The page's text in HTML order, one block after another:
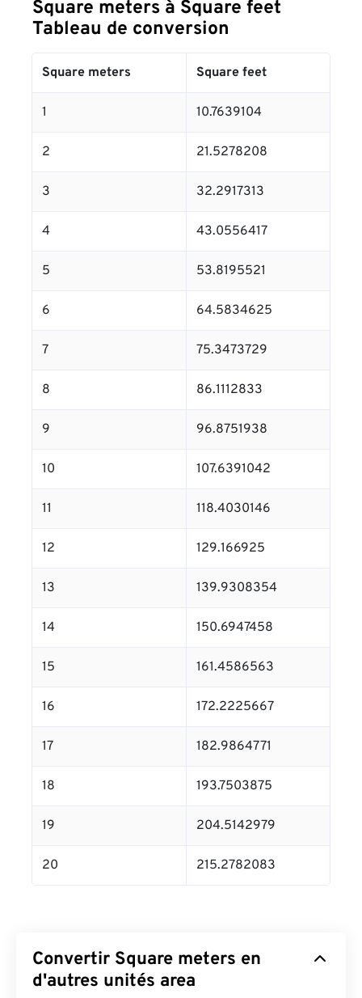
Square meters à Square feet
Tableau de conversion
Square meters Square feet
1 10.7639104
2 21.5278208
3 32.2917313
4 43.0556417
5 53.8195521
6 64.5834625
7 75.3473729
8 86.1112833
9 96.8751938
10 107.6391042
11 118.4030146
12 129.166925
13 139.9308354
14 150.6947458
15 161.4586563
16 172.2225667
17 182.9864771
18 193.7503875
19 204.5142979
20 215.2782083
Convertir Square meters en
d'autres unités area